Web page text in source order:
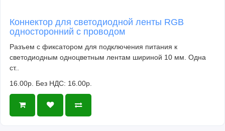
Коннектор для светодиодной ленты RGB
односторонний с проводом
Разъем с фиксатором для подключения питания к
светодиодным одноцветным лентам шириной 10 мм. Одна
ст..
16.00р. Без НДС: 16.00р.